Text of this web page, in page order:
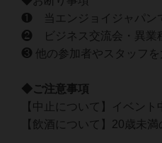
❶ 当エンジョイジャパン
❷ ビジネス交流会・異業
❸ 他の参加者やスタッフを
◆ご注意事項
【中止について】イベン
【飲酒について】20歳未